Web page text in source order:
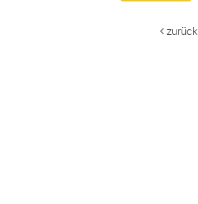
zurück